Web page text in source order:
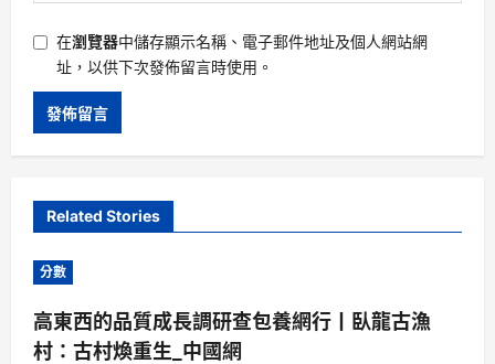
在瀏覽器中儲存顯示名稱、電子郵件地址及個人網站網
址，以供下次發佈留言時使用。
Related Stories
分數
高東西的品質成長調研查包養網行丨臥龍古漁
村：古村煥重生_中國網